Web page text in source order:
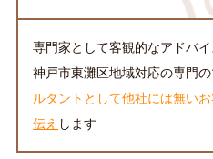
専門家として客観的なアドバイ
神戸市東灘区地域対応の専門
ルタントとして他社には無い
伝え します